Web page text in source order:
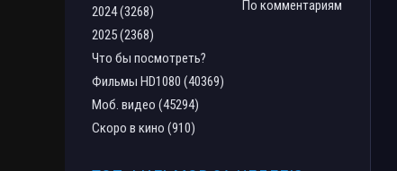
2024 (3268)
2025 (2368)
Что бы посмотреть?
Фильмы HD1080 (40369)
Моб. видео (45294)
Скоро в кино (910)
По комментариям